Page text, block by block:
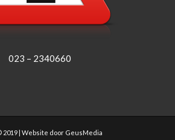
023 – 2340660
| Website door GeusMedia